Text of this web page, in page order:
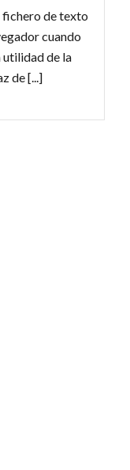
fichero de texto
cuando
utilidad de la
de [...]